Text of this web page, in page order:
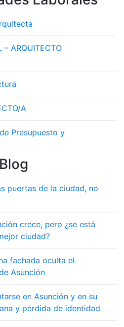
– ARQUITECTO
A
Presupuesto y
Blog
puertas de la ciudad, no
crece, pero ¿se está
ciudad?
fachada oculta el
Asunción
en Asunción y en su
y pérdida de identidad